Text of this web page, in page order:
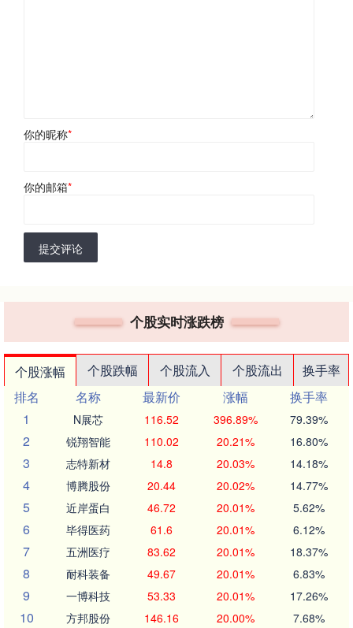
你的昵称*
你的邮箱*
提交评论
个股实时涨跌榜
个股涨幅 个股跌幅 个股流入 个股流出
换手率
排名
名称 最新价 涨幅
换手率
1
N展芯 116.52 396.89% 79.39%
2 锐翔智能 110.02 20.21% 16.80%
3 志特新材 14.8 20.03% 14.18%
4 博腾股份 20.44 20.02% 14.77%
5 近岸蛋白 46.72 20.01% 5.62%
6 毕得医药 61.6 20.01% 6.12%
7 五洲医疗 83.62 20.01% 18.37%
8 耐科装备 49.67 20.01% 6.83%
9 一博科技 53.33 20.01% 17.26%
10 方邦股份 146.16 20.00% 7.68%